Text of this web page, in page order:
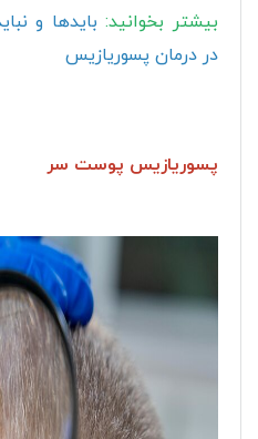
بیشتر بخوانید:
در درمان پسوریازیس
پسوریازیس پوست سر